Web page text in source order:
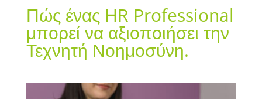
Πώς ένας HR Professional
μπορεί να αξιοποιήσει την
Τεχνητή Νοημοσύνη.